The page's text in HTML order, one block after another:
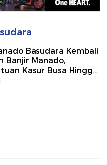
Basudara Kembali
Banjir Manado,
Kasur Busa Hingga